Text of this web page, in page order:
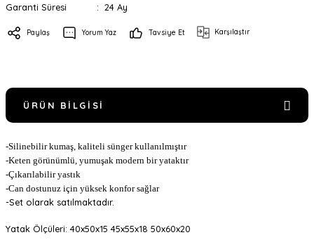
Garanti Süresi
24 Ay
Paylaş Yorum Yaz Tavsiye Et Karşılaştır
ÜRÜN BILGISI
-Silinebilir kumaş, kaliteli sünger kullanılmıştır
-Keten görünümlü, yumuşak modern bir yataktır
-Çıkarılabilir yastık
-Can dostunuz için yüksek konfor sağlar
-Set olarak satılmaktadır.
Yatak Ölçüleri: 40x50x15 45x55x18 50x60x20